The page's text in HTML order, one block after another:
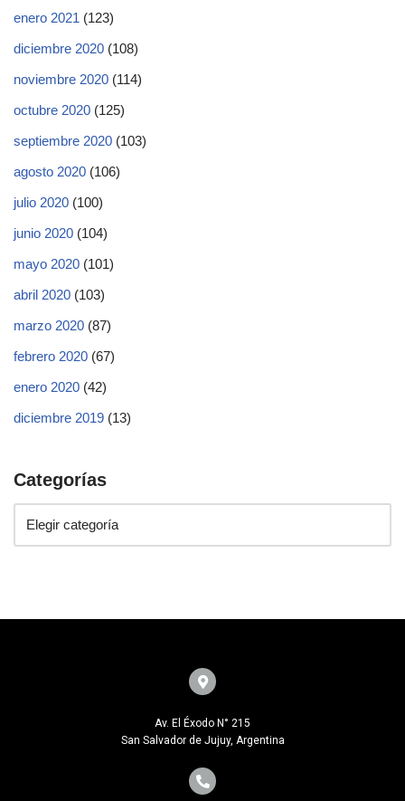
enero 2021 (123)
diciembre 2020 (108)
noviembre 2020 (114)
octubre 2020 (125)
septiembre 2020 (103)
agosto 2020 (106)
julio 2020 (100)
junio 2020 (104)
mayo 2020 (101)
abril 2020 (103)
marzo 2020 (87)
febrero 2020 (67)
enero 2020 (42)
diciembre 2019 (13)
Categorías
Av. El Éxodo N° 215
San Salvador de Jujuy, Argentina